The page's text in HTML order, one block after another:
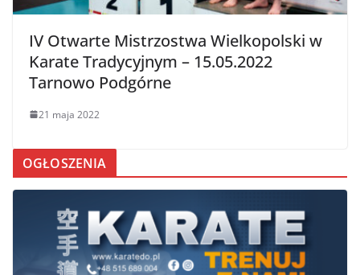
IV Otwarte Mistrzostwa Wielkopolski w
Karate Tradycyjnym – 15.05.2022
Tarnowo Podgórne
21 maja 2022
OGŁOSZENIA